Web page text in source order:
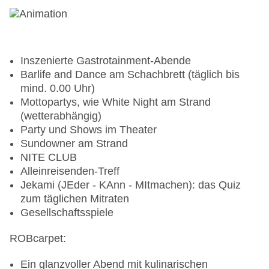
10 Stand-Up-Paddlingboards
Gegen Gebühr (Preise auf Anfrage vor Ort):
Vermietung von Boards
Stand-Up Paddling-Kurse
¹ Für alle Kurse gilt eine Mindestteilnehmerzahl von 3.
* Die mit einem * gekennzeichneten Leistungen können
vor Ort bei einem Fremdunternehmen gebucht werden, es
handelt sich hierbei nicht um Leistungen von ROBINSON
oder dem Reiseveranstalter
WellFit
Inszenierte Gastrotainment-Abende
Barlife and Dance am Schachbrett (täglich bis
mind. 0.00 Uhr)
Mottopartys, wie White Night am Strand
(wetterabhängig)
Party und Shows im Theater
Sundowner am Strand
NITE CLUB
Alleinreisenden-Treff
Jekami (JEder - KAnn - MItmachen): das Quiz
zum täglichen Mitraten
Gesellschaftsspiele
ROBcarpet:
Ein glanzvoller Abend mit kulinarischen